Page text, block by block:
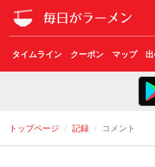
タイムライン クーポン マップ
トップページ 記録 コメント